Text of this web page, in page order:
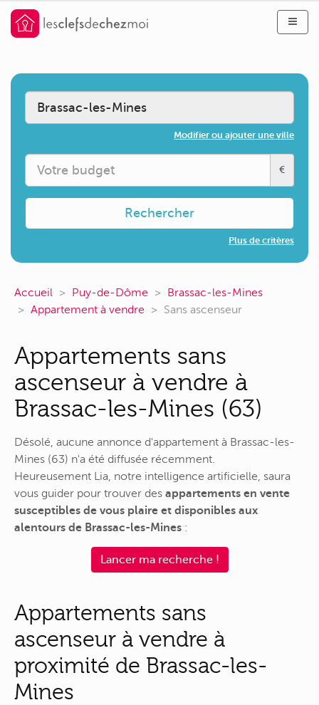
Modifier ou ajouter une ville
€
Rechercher
Plus de critères
Accueil Puy-de-Dôme
Brassac-les-Mines
Appartement à vendre
Sans ascenseur
Appartements sans
ascenseur à vendre à
Brassac-les-Mines (63)
Désolé, aucune annonce d'appartement à Brassac-les-
Mines (63) n'a été diffusée récemment.
Heureusement Lia, notre intelligence artificielle, saura
vous guider pour trouver des appartements en vente
susceptibles de vous plaire et disponibles aux
alentours de Brassac-les-Mines :
Lancer ma recherche !
Appartements sans
ascenseur à vendre à
proximité de Brassac-les-
Mines